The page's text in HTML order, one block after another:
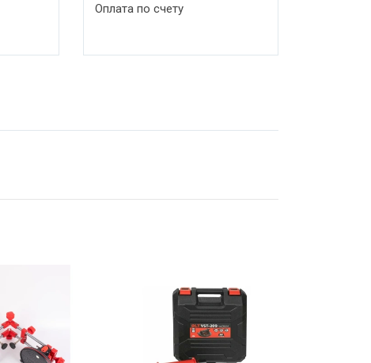
Оплата по счету